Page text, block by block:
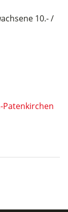
10.- /